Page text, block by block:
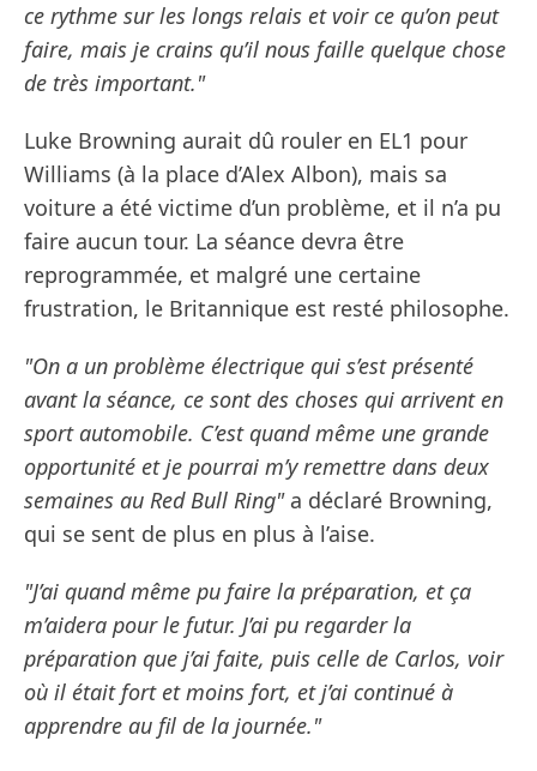
ce rythme sur les longs relais et voir ce qu’on peut
faire, mais je crains qu’il nous faille quelque chose
de très important."
Luke Browning aurait dû rouler en EL1 pour
Williams (à la place d’Alex Albon), mais sa
voiture a été victime d’un problème, et il n’a pu
faire aucun tour. La séance devra être
reprogrammée, et malgré une certaine
frustration, le Britannique est resté philosophe.
"On a un problème électrique qui s’est présenté
avant la séance, ce sont des choses qui arrivent en
sport automobile. C’est quand même une grande
opportunité et je pourrai m’y remettre dans deux
semaines au Red Bull Ring"a déclaré Browning,
qui se sent de plus en plus à l’aise.
"J’ai quand même pu faire la préparation, et ça
m’aidera pour le futur. J’ai pu regarder la
préparation que j’ai faite, puis celle de Carlos, voir
où il était fort et moins fort, et j’ai continué à
apprendre au fil de la journée."